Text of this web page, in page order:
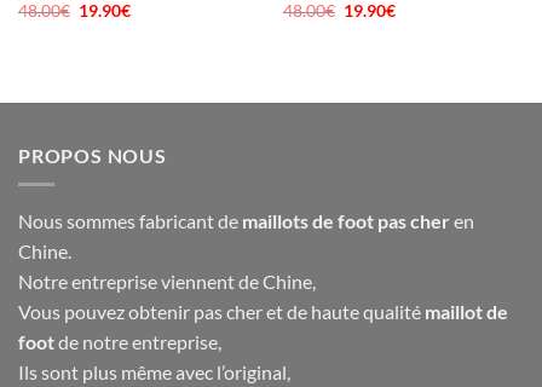
48.00€ Le
19.90€Le
48.00€ Le
19.90€Le
PROPOS NOUS
Nous sommes fabricant de maillots de foot pas cher en
Chine.
Notre entreprise viennent de Chine,
Vous pouvez obtenir pas cher et de haute qualité maillot de
footde notre entreprise,
Ils sont plus même avec l’original,